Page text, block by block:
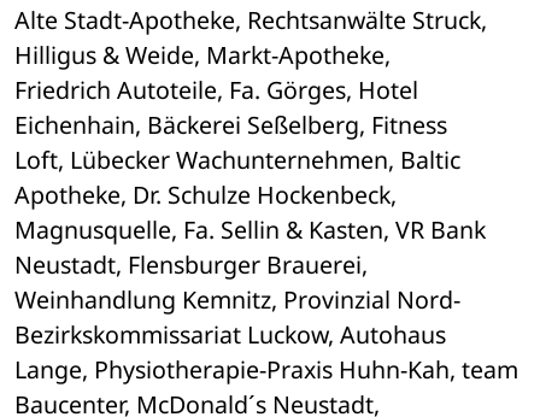
Alte Stadt-Apotheke, Rechtsanwälte Struck,
Hilligus & Weide, Markt-Apotheke,
Friedrich Autoteile, Fa. Görges, Hotel
Eichenhain, Bäckerei Seßelberg, Fitness
Loft, Lübecker Wachunternehmen, Baltic
Apotheke, Dr. Schulze Hockenbeck,
Magnusquelle, Fa. Sellin & Kasten, VR Bank
Neustadt, Flensburger Brauerei,
Weinhandlung Kemnitz, Provinzial Nord-
Bezirkskommissariat Luckow, Autohaus
Lange, Physiotherapie-Praxis Huhn-Kah, team
Baucenter, McDonald´s Neustadt,